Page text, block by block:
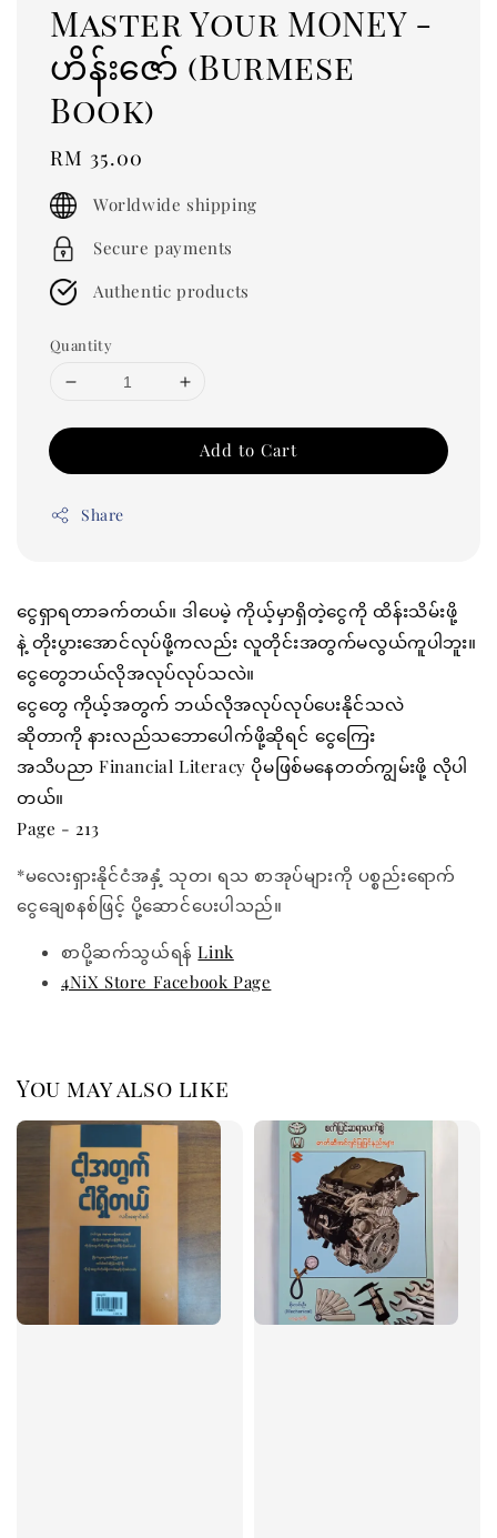
Master Your MONEY -
ဟိန်းဇော် (Burmese
Book)
Regular
price
RM 35.00
Worldwide shipping
Secure payments
Authentic products
Quantity
Add to Cart
Share
ငွေရှာရတာခက်တယ်။ ဒါပေမဲ့ ကိုယ့်မှာရှိတဲ့ငွေကို ထိန်းသိမ်းဖို့
နဲ့ တိုးပွားအောင်လုပ်ဖို့ကလည်း လူတိုင်းအတွက်မလွယ်ကူပါဘူး။
ငွေတွေဘယ်လိုအလုပ်လုပ်သလဲ။
ငွေတွေ ကိုယ့်အတွက် ဘယ်လိုအလုပ်လုပ်ပေးနိုင်သလဲ
ဆိုတာကို နားလည်သဘောပေါက်ဖို့ဆိုရင် ငွေကြေး
အသိပညာ Financial Literacy ပိုမဖြစ်မနေတတ်ကျွမ်းဖို့ လိုပါ
တယ်။
Page - 213
*မလေးရှားနိုင်ငံအနှံ့ သုတ၊ ရသ စာအုပ်များကို ပစ္စည်းရောက်
ငွေချေစနစ်ဖြင့် ပို့ဆောင်ပေးပါသည်။
စာပို့ဆက်သွယ်ရန်Link
4NiX Store Facebook Page
You may also like